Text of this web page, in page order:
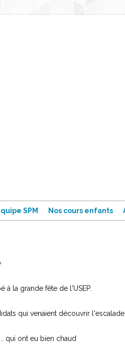
SPM Nos cours enfants
à la grande fête de l'USEP.
qui venaient découvrir
qui ont eu bien chaud